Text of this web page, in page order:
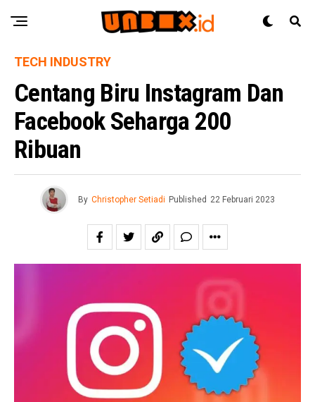
TECH INDUSTRY
Centang Biru Instagram Dan
Facebook Seharga 200
Ribuan
By Christopher Setiadi Published 22 Februari 2023